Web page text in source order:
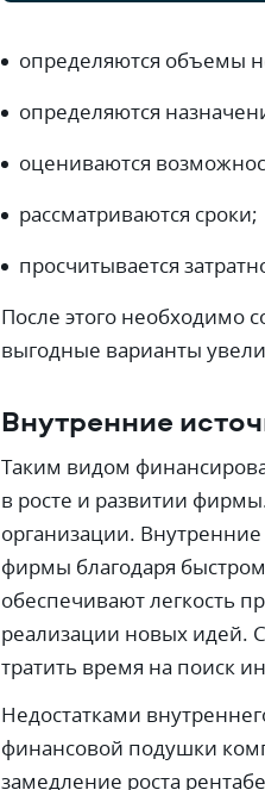
определяются объемы
определяются
оцениваются
рассматриваются сроки;
просчитывается
После этого необходимо
выгодные варианты
Внутренние
Таким видом
в росте и развитии
организации.
фирмы благодаря
обеспечивают легкость
реализации новых идей.
тратить время на поиск
Недостатками
финансовой подушки
замедление роста